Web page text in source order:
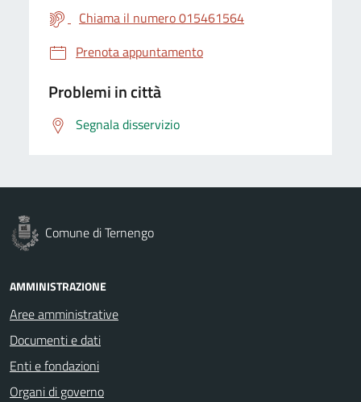
Chiama il numero 015461564
Prenota appuntamento
Problemi in città
Segnala disservizio
Comune di Ternengo
AMMINISTRAZIONE
Aree amministrative
Documenti e dati
Enti e fondazioni
Organi di governo